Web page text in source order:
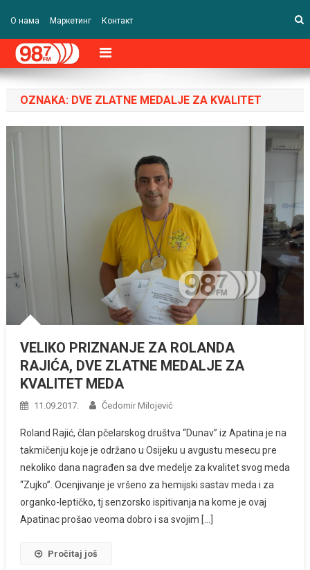
О нама Маркетинг Контакт
OZNAKA: DVE ZLATNE MEDALJE ZA KVALITET
VELIKO PRIZNANJE ZA ROLANDA
RAJIĆA, DVE ZLATNE MEDALJE ZA
KVALITET MEDA
11.09.2017. Čedomir Milojević
Roland Rajić, član pčelarskog društva “Dunav” iz Apatina je na
takmičenju koje je održano u Osijeku u avgustu mesecu pre
nekoliko dana nagrađen sa dve medelje za kvalitet svog meda
“Zujko”. Ocenjivanje je vršeno za hemijski sastav meda i za
organko-leptičko, tj senzorsko ispitivanja na kome je ovaj
Apatinac prošao veoma dobro i sa svojim […]
Pročitaj još